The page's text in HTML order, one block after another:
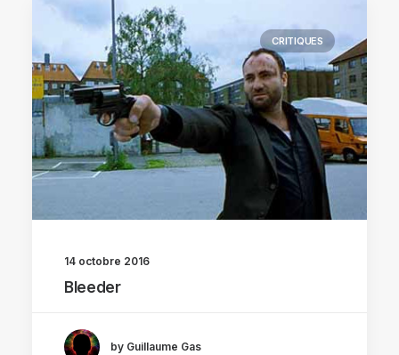
CRITIQUES
14 octobre 2016
Bleeder
by Guillaume Gas